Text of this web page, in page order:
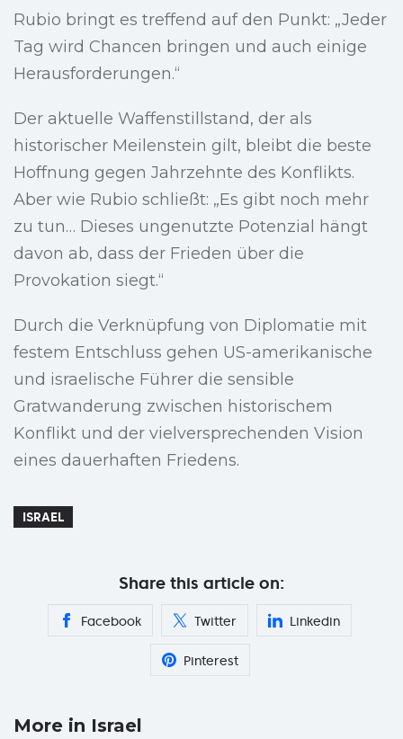
Rubio bringt es treffend auf den Punkt: „Jeder
Tag wird Chancen bringen und auch einige
Herausforderungen.“
Der aktuelle Waffenstillstand, der als
historischer Meilenstein gilt, bleibt die beste
Hoffnung gegen Jahrzehnte des Konflikts.
Aber wie Rubio schließt: „Es gibt noch mehr
zu tun… Dieses ungenutzte Potenzial hängt
davon ab, dass der Frieden über die
Provokation siegt.“
Durch die Verknüpfung von Diplomatie mit
festem Entschluss gehen US-amerikanische
und israelische Führer die sensible
Gratwanderung zwischen historischem
Konflikt und der vielversprechenden Vision
eines dauerhaften Friedens.
ISRAEL
Share this article on:
Facebook Twitter Linkedin
Pinterest
More in Israel